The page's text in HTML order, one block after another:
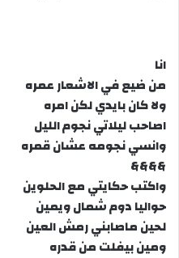
انا
من ضيع في الاشعار عمره
ولا كان بايدي لكن امره
اصاحب ليلاتي نجوم الليل
وانسي نجومه عشان قمره
&&&&
واكتب حكايتي مع الحلوين
حواليا دوم شمال ويمين
لحين ماصابني رمش العين
ومين بيفلت من قدره